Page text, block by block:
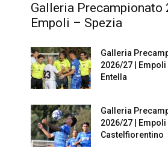
Galleria Precampionato
Empoli – Spezia
Galleria
2026/27 |
Entella
Galleria
2026/27 | Empoli
Castelfiorentino